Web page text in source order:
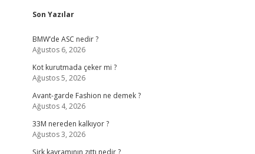
Sidebar
Son Yazılar
BMW’de ASC nedir ?
Ağustos 6, 2026
Kot kurutmada çeker mi ?
Ağustos 5, 2026
Avant-garde Fashion ne demek ?
Ağustos 4, 2026
33M nereden kalkıyor ?
Ağustos 3, 2026
Şirk kavramının zıttı nedir ?